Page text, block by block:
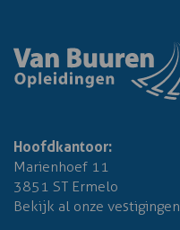
Hoofdkantoor:
Marienhoef 11
3851 ST Ermelo
Bekijk al onze vestigingen